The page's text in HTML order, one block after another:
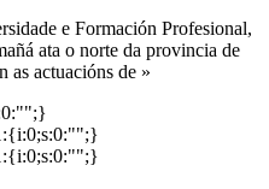
e Formación Profesional,
ata o norte da provincia de
as actuacións de »